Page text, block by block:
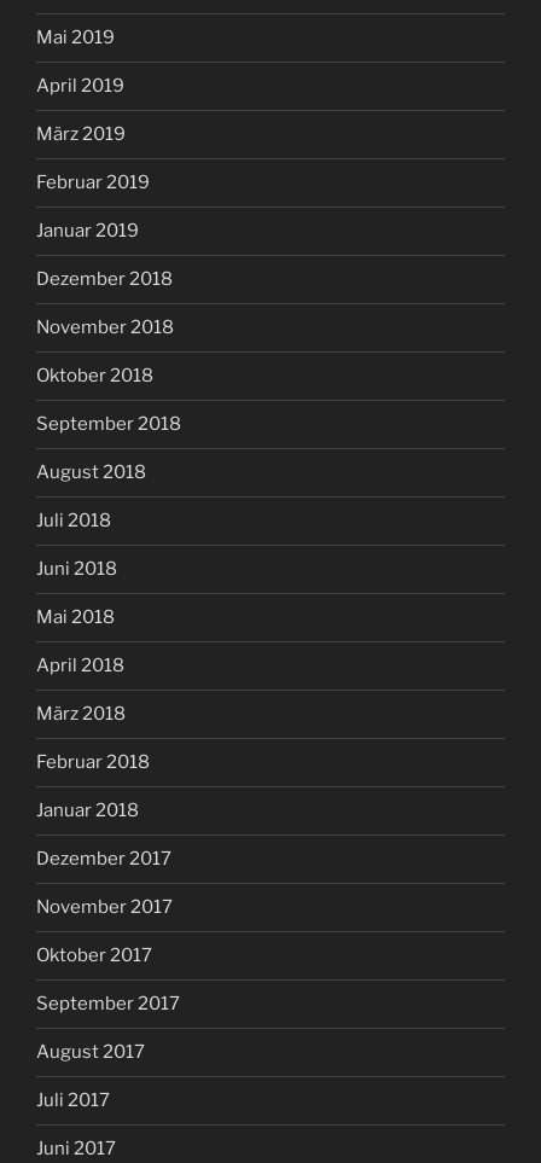
Mai 2019
April 2019
März 2019
Februar 2019
Januar 2019
Dezember 2018
November 2018
Oktober 2018
September 2018
August 2018
Juli 2018
Juni 2018
Mai 2018
April 2018
März 2018
Februar 2018
Januar 2018
Dezember 2017
November 2017
Oktober 2017
September 2017
August 2017
Juli 2017
Juni 2017